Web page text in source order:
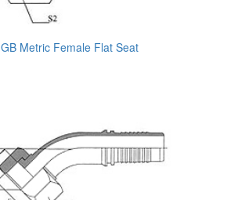
GB Metric Female Flat Seat